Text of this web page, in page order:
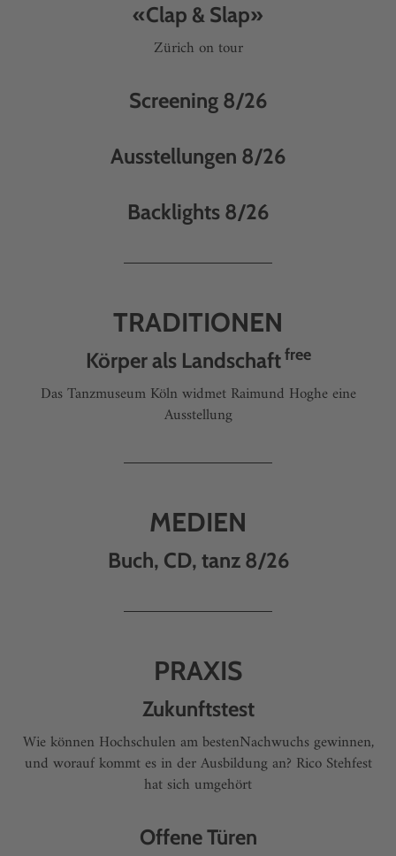
«Clap & Slap»
Zürich on tour
Screening 8/26
Ausstellungen 8/26
Backlights 8/26
TRADITIONEN
Körper als Landschaftfree
Das Tanzmuseum Köln widmet Raimund Hoghe eine
Ausstellung
MEDIEN
Buch, CD, tanz 8/26
PRAXIS
Zukunftstest
Wie können Hochschulen am bestenNachwuchs gewinnen,
und worauf kommt es in der Ausbildung an? Rico Stehfest
hat sich umgehört
Offene Türen